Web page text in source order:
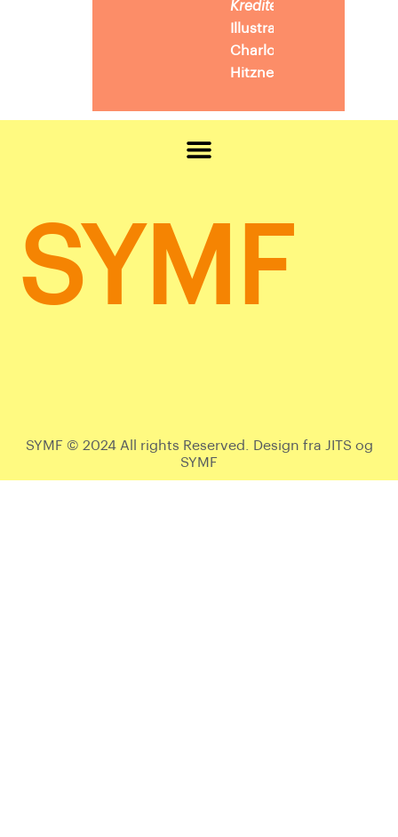
Kreditering
Illustration:
Charlotte
Hitzner
SYMF
SYMF © 2024 All rights Reserved. Design fra JITS og
SYMF